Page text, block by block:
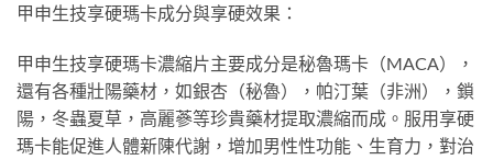
甲申生技享硬瑪卡成分與享硬效果：
甲申生技享硬瑪卡濃縮片主要成分是秘魯瑪卡（MACA），
還有各種壯陽藥材，如銀杏（秘魯），帕汀葉（非洲），鎖
陽，冬蟲夏草，高麗蔘等珍貴藥材提取濃縮而成。服用享硬
瑪卡能促進人體新陳代謝，增加男性性功能、生育力，對治